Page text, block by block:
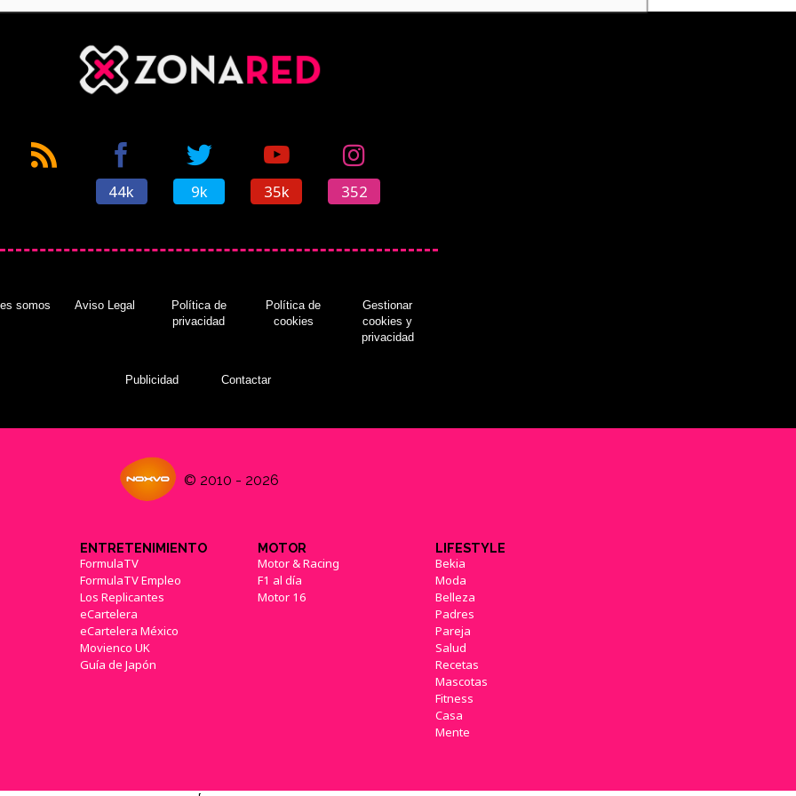
44k 9k 35k 352
somos Aviso Legal
Política de
privacidad
Política de
cookies
Gestionar
cookies y
privacidad
Publicidad Contactar
© 2010 - 2026
ENTRETENIMIENTO
FormulaTV
FormulaTV Empleo
Los Replicantes
eCartelera
eCartelera México
Movienco UK
Guía de Japón
MOTOR
Motor & Racing
F1 al día
Motor 16
LIFESTYLE
Bekia
Moda
Belleza
Padres
Pareja
Salud
Recetas
Mascotas
Fitness
Casa
Mente